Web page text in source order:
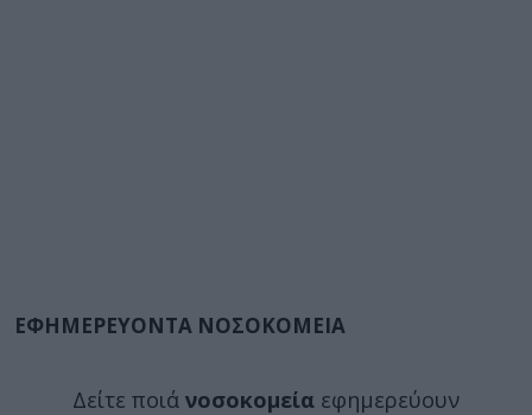
ΕΦΗΜΕΡΕΥΟΝΤΑ ΝΟΣΟΚΟΜΕΙΑ
Δείτε ποιά νοσοκομεία εφημερεύουν